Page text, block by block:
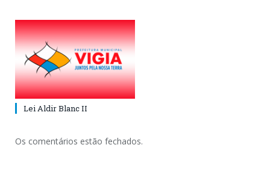
Lei Aldir Blanc II
Os comentários estão fechados.